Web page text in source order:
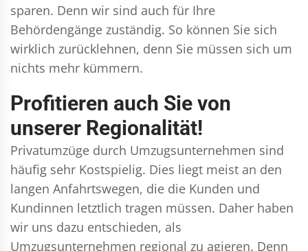
sparen. Denn wir sind auch für Ihre
Behördengänge zuständig. So können Sie sich
wirklich zurücklehnen, denn Sie müssen sich um
nichts mehr kümmern.
Profitieren auch Sie von
unserer Regionalität!
Privatumzüge durch Umzugsunternehmen sind
häufig sehr Kostspielig. Dies liegt meist an den
langen Anfahrtswegen, die die Kunden und
Kundinnen letztlich tragen müssen. Daher haben
wir uns dazu entschieden, als
Umzugsunternehmen regional zu agieren. Denn